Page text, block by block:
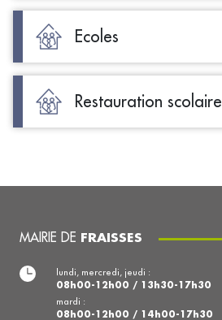
Ecoles
Restauration scolaire
MAIRIE DE FRAISSES
lundi, mercredi, jeudi :
08h00-12h00 / 13h30-17h30
mardi :
08h00-12h00 / 14h00-17h30